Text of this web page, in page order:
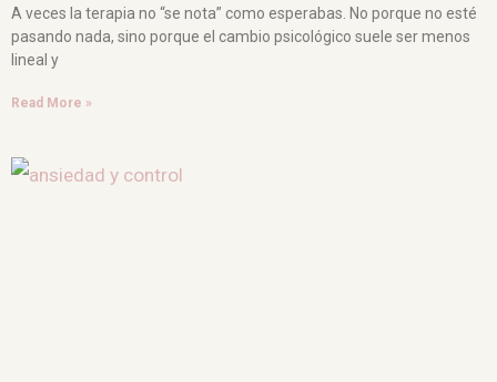
A veces la terapia no “se nota” como esperabas. No porque no esté
pasando nada, sino porque el cambio psicológico suele ser menos
lineal y
Read More »